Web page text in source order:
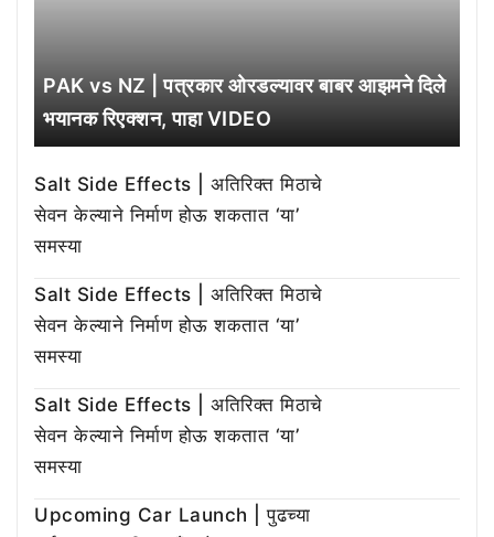
PAK vs NZ | पत्रकार ओरडल्यावर बाबर आझमने दिले
भयानक रिएक्शन, पाहा VIDEO
Salt Side Effects | अतिरिक्त मिठाचे
सेवन केल्याने निर्माण होऊ शकतात ‘या’
समस्या
Salt Side Effects | अतिरिक्त मिठाचे
सेवन केल्याने निर्माण होऊ शकतात ‘या’
समस्या
Salt Side Effects | अतिरिक्त मिठाचे
सेवन केल्याने निर्माण होऊ शकतात ‘या’
समस्या
Upcoming Car Launch | पुढच्या